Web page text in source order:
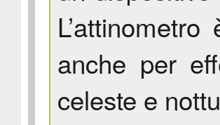
anche per
celeste e